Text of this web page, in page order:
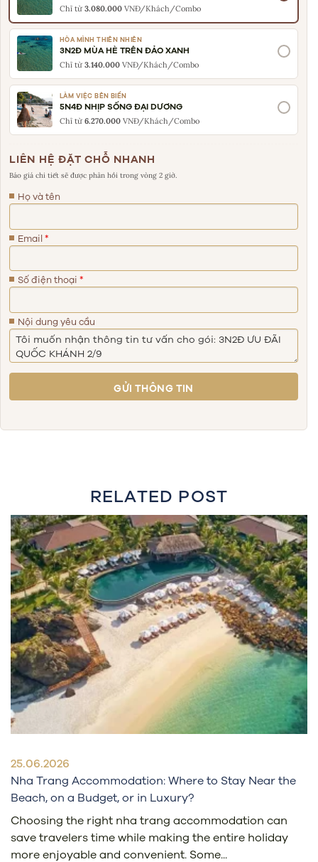
Chỉ từ 3.080.000 VNĐ/Khách/Combo
HÒA MÌNH THIÊN NHIÊN
3N2Đ MÙA HÈ TRÊN ĐẢO XANH
Chỉ từ 3.140.000 VNĐ/Khách/Combo
LÀM VIỆC BÊN BIỂN
5N4Đ NHỊP SỐNG ĐẠI DƯƠNG
Chỉ từ 6.270.000 VNĐ/Khách/Combo
LIÊN HỆ ĐẶT CHỖ NHANH
Báo giá chi tiết sẽ được phản hồi trong vòng 2 giờ.
Họ và tên
Email *
Số điện thoại *
Nội dung yêu cầu
RELATED POST
25.06.2026
Nha Trang Accommodation: Where to Stay Near the
Beach, on a Budget, or in Luxury?
Choosing the right nha trang accommodation can
save travelers time while making the entire holiday
more enjoyable and convenient. Some...